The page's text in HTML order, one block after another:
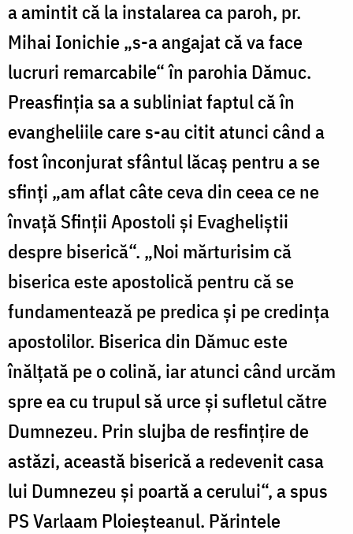
a amintit că la instalarea ca paroh, pr.
Mihai Ionichie „s-a angajat că va face
lucruri remarcabile“ în parohia Dămuc.
Preasfinția sa a subliniat faptul că în
evangheliile care s-au citit atunci când a
fost înconjurat sfântul lăcaș pentru a se
sfinți „am aflat câte ceva din ceea ce ne
învață Sfinții Apostoli și Evagheliștii
despre biserică“. „Noi mărturisim că
biserica este apostolică pentru că se
fundamentează pe predica și pe credința
apostolilor. Biserica din Dămuc este
înălțată pe o colină, iar atunci când urcăm
spre ea cu trupul să urce și sufletul către
Dumnezeu. Prin slujba de resfințire de
astăzi, această biserică a redevenit casa
lui Dumnezeu și poartă a cerului“, a spus
PS Varlaam Ploieșteanul. Părintele